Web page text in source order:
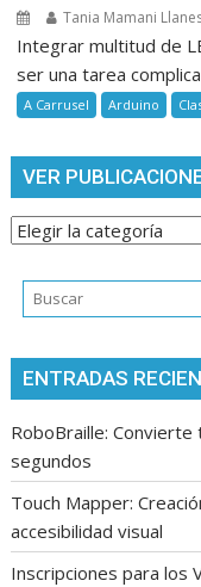
Tania Mamani
Integrar multitud de
ser una tarea
A Carrusel Arduino
VER
Ver
por
tema
ENTRADAS
RoboBraille:
segundos
Touch Mapper:
accesibilidad visual
Inscripciones para los